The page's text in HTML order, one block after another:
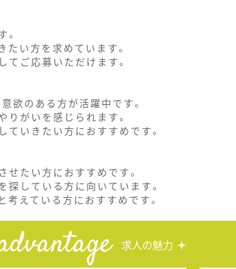
い方を求めています。
ご応募いただけます。
欲のある方が活躍中です。
がいを感じられます。
いきたい方におすすめです。
たい方におすすめです。
している方に向いています。
えている方におすすめです。
求人の魅力